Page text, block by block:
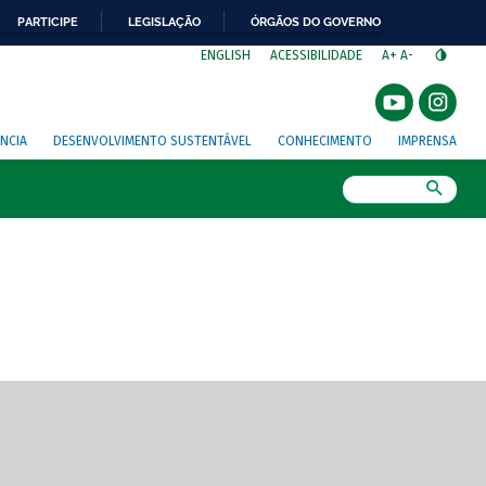
PARTICIPE LEGISLAÇÃO ÓRGÃOS DO GOVERNO
ENGLISH ACESSIBILIDADE A+ A-
DESENVOLVIMENTO SUSTENTÁVEL CONHECIMENTO IMPRENSA
de tela